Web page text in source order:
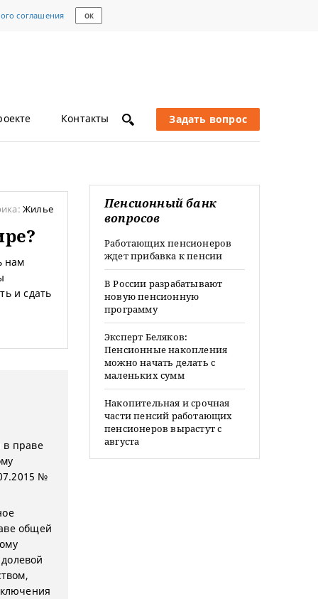
соглашения ОК
Контакты Задать вопрос
Жилье
нам
и сдать
в праве
№
общей
Пенсионный банк
вопросов
Работающих пенсионеров
ждет прибавка к пенсии
В России разрабатывают
новую пенсионную
программу
Эксперт Беляков:
Пенсионные накопления
можно начать делать с
маленьких сумм
Накопительная и срочная
части пенсий работающих
пенсионеров вырастут с
августа